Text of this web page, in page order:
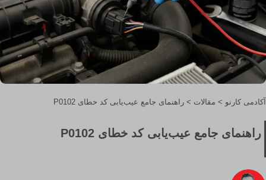
آکادمی کارنو > مقالات > راهنمای جامع عیب‌یابی کد خطای P0102
راهنمای جامع عیب‌یابی کد خطای P0102